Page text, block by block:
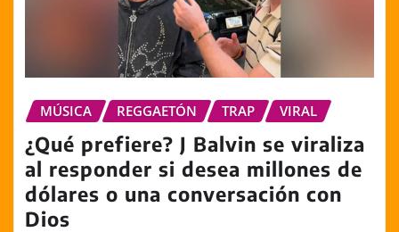
MÚSICA REGGAETÓN TRAP VIRAL
¿Qué prefiere? J Balvin se viraliza
al responder si desea millones de
dólares o una conversación con
Dios